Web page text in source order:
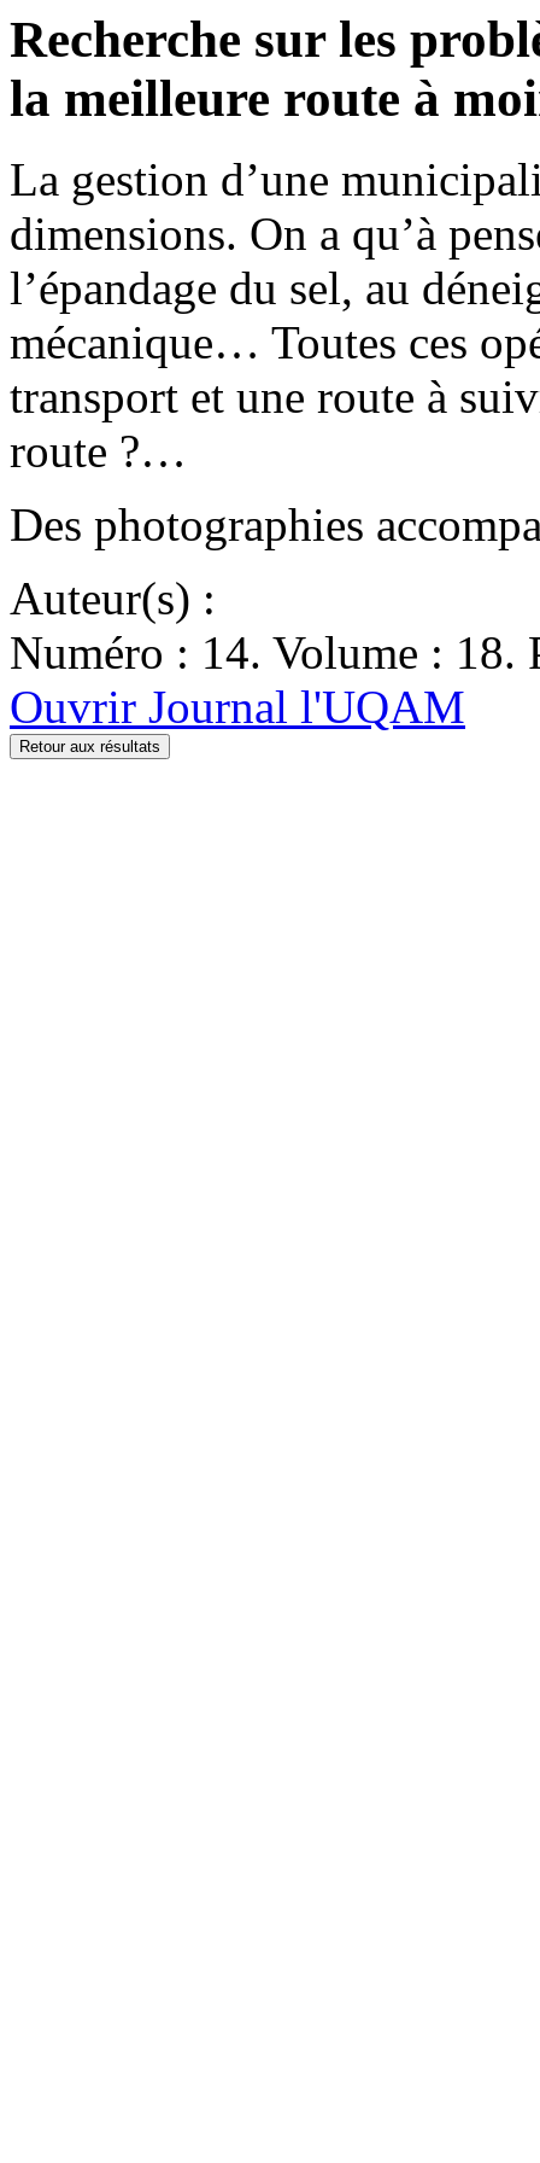
Recherche sur les
la meilleure route à
La gestion d’une
dimensions. On a qu’à
l’épandage du sel, au
mécanique… Toutes ces
transport et une route à
route ?…
Des photographies
Auteur(s) :
Numéro : 14. Volume : 18.
Ouvrir Journal l'UQAM
Retour aux résultats